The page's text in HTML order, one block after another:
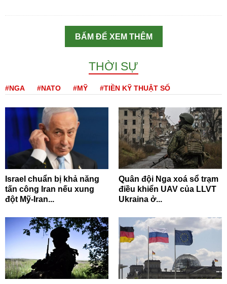
BẤM ĐỂ XEM THÊM
THỜI SỰ
#NGA #NATO #MỸ #TIỀN KỸ THUẬT SỐ
Israel chuẩn bị khả năng
tấn công Iran nếu xung
đột Mỹ-Iran...
Quân đội Nga xoá sổ trạm
điều khiển UAV của LLVT
Ukraina ở...